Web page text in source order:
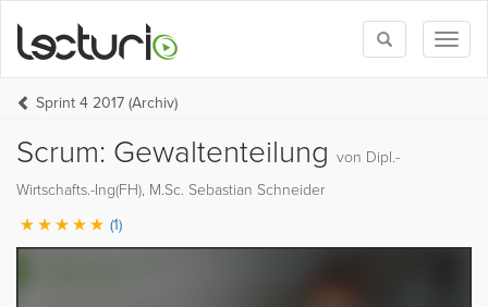
Toggle
search
Sprint 4 2017 (Archiv)
Scrum: Gewaltenteilung von Dipl.-
Wirtschafts.-Ing(FH), M.Sc. Sebastian Schneider
(1)